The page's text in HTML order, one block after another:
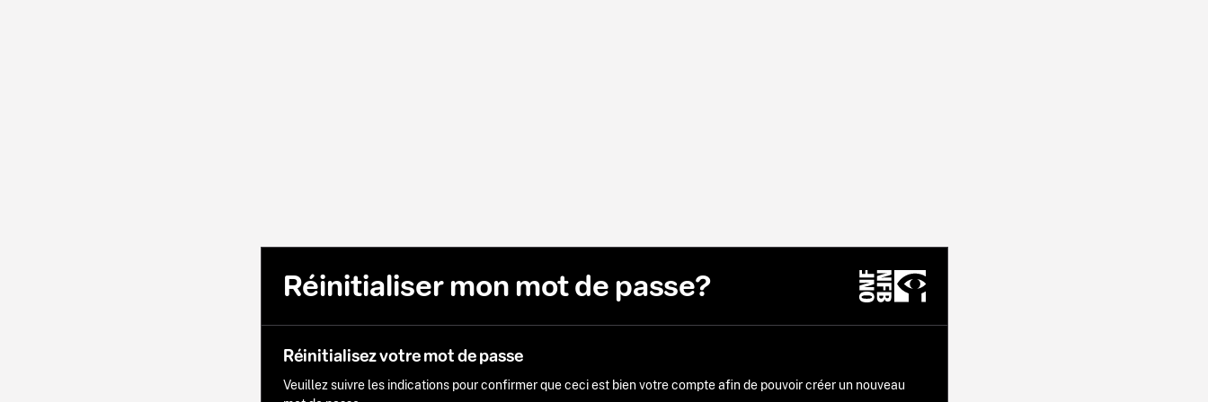
Réinitialiser mon mot de passe?
Réinitialisez votre mot de passe
Veuillez suivre les indications pour confirmer que ceci est bien votre compte afin de pouvoir créer un nouveau